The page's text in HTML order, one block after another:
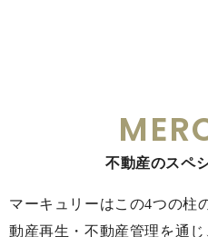
不動産のスペ
マーキュリーはこの4つの柱
動産再生・不動産管理を通